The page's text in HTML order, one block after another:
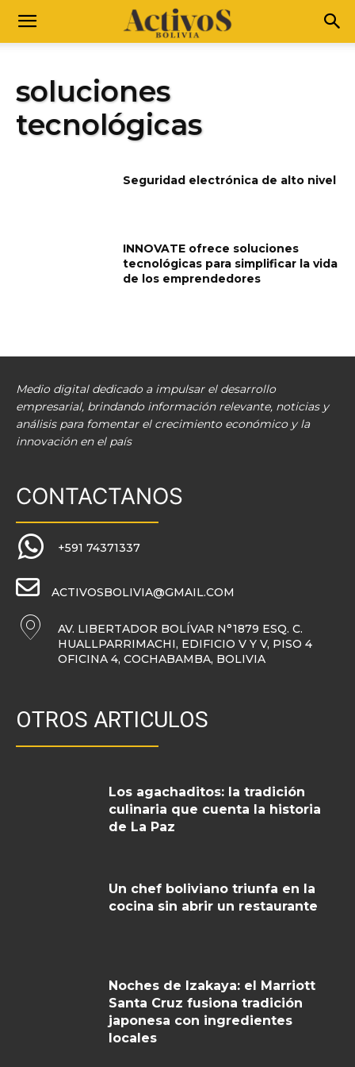
soluciones
tecnológicas
Seguridad electrónica de alto nivel
INNOVATE ofrece soluciones
tecnológicas para simplificar la vida
de los emprendedores
Medio digital dedicado a impulsar el desarrollo
empresarial, brindando información relevante, noticias y
análisis para fomentar el crecimiento económico y la
innovación en el país
CONTACTANOS
+591 74371337
ACTIVOSBOLIVIA@GMAIL.COM
AV. LIBERTADOR BOLÍVAR N°1879 ESQ. C.
HUALLPARRIMACHI, EDIFICIO V Y V, PISO 4
OFICINA 4, COCHABAMBA, BOLIVIA
OTROS ARTICULOS
Los agachaditos: la tradición
culinaria que cuenta la historia
de La Paz
Un chef boliviano triunfa en la
cocina sin abrir un restaurante
Noches de Izakaya: el Marriott
Santa Cruz fusiona tradición
japonesa con ingredientes
locales